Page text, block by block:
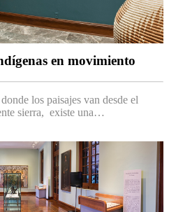
en movimiento
los paisajes van desde el
sierra, existe una…